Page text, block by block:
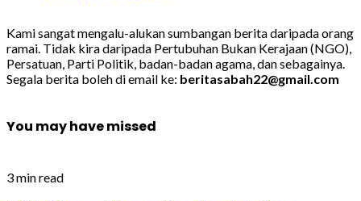
Kami sangat mengalu-alukan sumbangan berita daripada orang
ramai. Tidak kira daripada Pertubuhan Bukan Kerajaan (NGO),
Persatuan, Parti Politik, badan-badan agama, dan sebagainya.
Segala berita boleh di email ke: beritasabah22@gmail.com
You may have missed
3 min read